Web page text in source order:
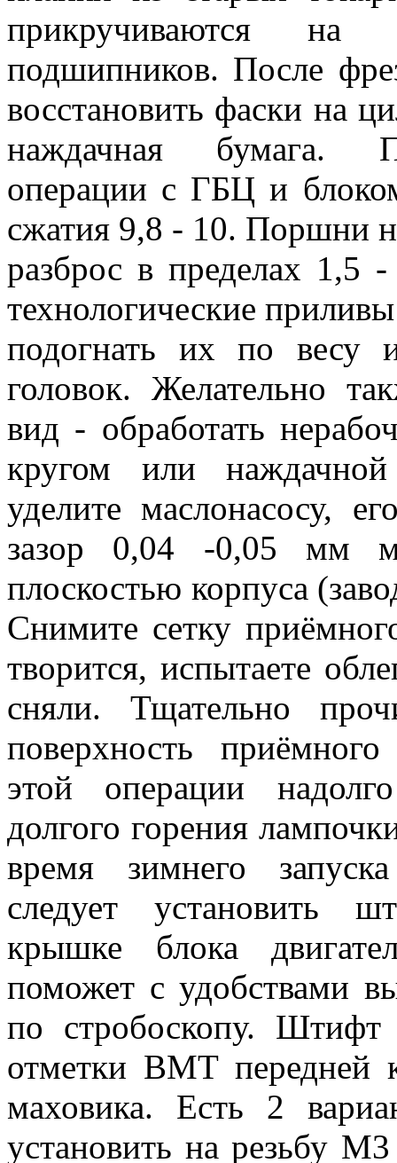
прикручиваются на
подшипников. После
восстановить фаски на
наждачная бумага.
операции с ГБЦ и
сжатия 9,8 - 10. Поршни
разброс в пределах 1,5
технологические
подогнать их по весу
головок. Желательно
вид - обработать
кругом или
уделите маслонасосу,
зазор 0,04 -0,05 мм
плоскостью корпуса
Снимите сетку
творится, испытаете
сняли. Тщательно
поверхность
этой операции
долгого горения
время зимнего
следует установить
крышке блока
поможет с удобствами
по стробоскопу. Штифт
отметки ВМТ передней
маховика. Есть 2
установить на резьбу